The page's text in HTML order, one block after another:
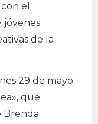
el
jóvenes
de la
29 de mayo
que
Brenda